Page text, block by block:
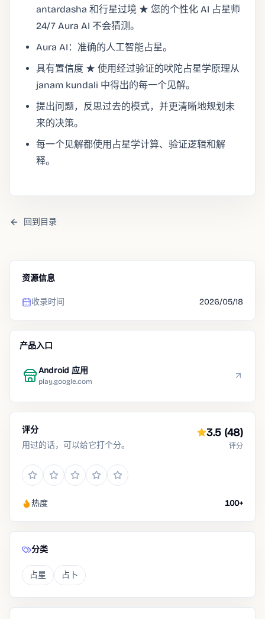
antardasha 和行星过境 ★ 您的个性化 AI 占星师
24/7 Aura AI 不会猜测。
Aura AI：准确的人工智能占星。
具有置信度 ★ 使用经过验证的吠陀占星学原理从
janam kundali 中得出的每一个见解。
提出问题，反思过去的模式，并更清晰地规划未
来的决策。
每一个见解都使用占星学计算、验证逻辑和解
释。
回到目录
资源信息
收录时间 2026/05/18
产品入口
Android 应用
play.google.com
评分
用过的话，可以给它打个分。
3.5 (48)
评分
热度 100+
分类
占星 占卜